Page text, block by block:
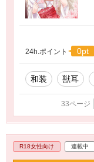
24h.ポイント 0pt
和装 獣耳
33ページ
R18女性向け 連載中